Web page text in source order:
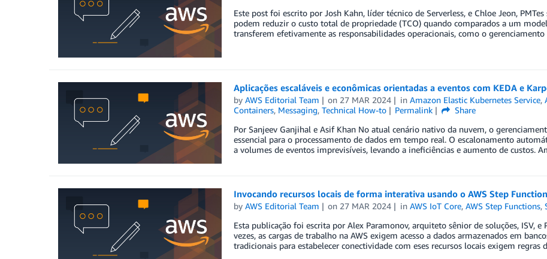
Este post foi escrito por Josh Kahn, líder técnico de Serverless, e Chloe Jeon,
podem reduzir o custo total de propriedade (TCO) quando comparados a um
transferem efetivamente as responsabilidades operacionais, como o
Aplicações escaláveis e econômicas orientadas a eventos com KEDA e
by AWS Editorial Team on 27 MAR 2024 inAmazon Elastic Kubernetes Service,
Containers, Messaging, Technical How-to Permalink
Share
Por Sanjeev Ganjihal e Asif Khan No atual cenário nativo da nuvem, o
essencial para o processamento de dados em tempo real. O escalonamento
a volumes de eventos imprevisíveis, levando a ineficiências e aumento de custos.
Invocando recursos locais de forma interativa usando o AWS Step
by AWS Editorial Team on 27 MAR 2024 inAWS IoT Core,AWS Step Functions,
Esta publicação foi escrita por Alex Paramonov, arquiteto sênior de soluções, ISV,
vezes, as cargas de trabalho na AWS exigem acesso a dados armazenados em
tradicionais para estabelecer conectividade com eses recursos locais exigem